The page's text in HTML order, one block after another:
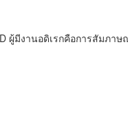
ผู้มีงานอดิเรกคือการสัมภาษ